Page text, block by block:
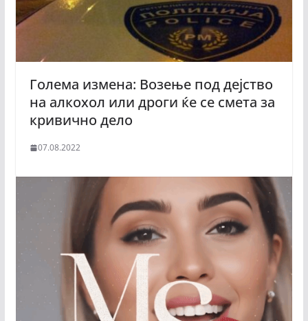
Голема измена: Возење под дејство
на алкохол или дроги ќе се смета за
кривично дело
07.08.2022